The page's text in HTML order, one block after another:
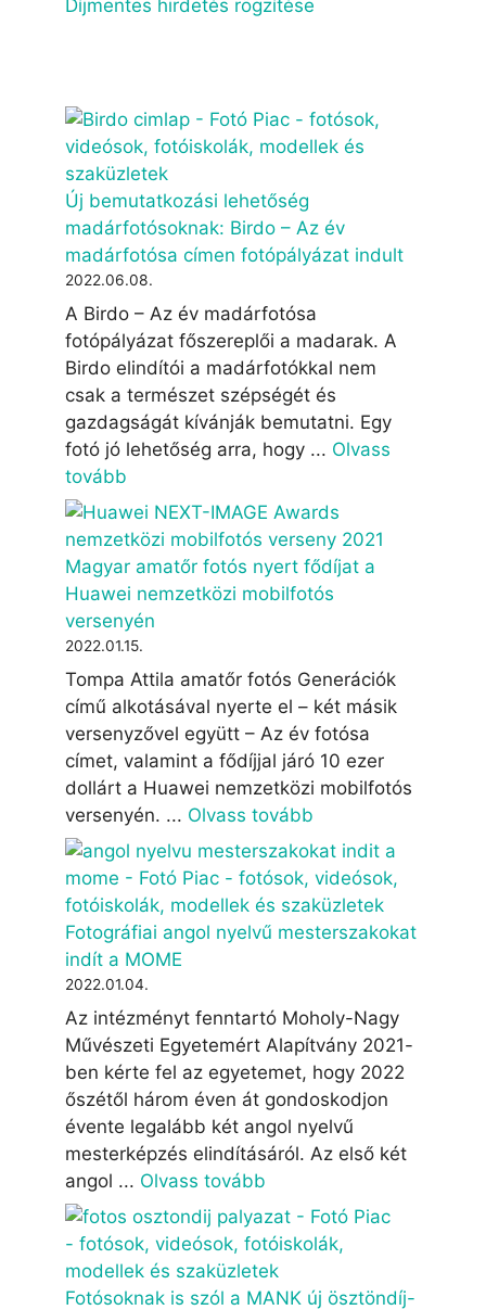
Díjmentes hirdetés rögzítése
Új bemutatkozási lehetőség
madárfotósoknak: Birdo – Az év
madárfotósa címen fotópályázat indult
2022.06.08.
A Birdo – Az év madárfotósa
fotópályázat főszereplői a madarak. A
Birdo elindítói a madárfotókkal nem
csak a természet szépségét és
gazdagságát kívánják bemutatni. Egy
fotó jó lehetőség arra, hogy ... Olvass
tovább
Magyar amatőr fotós nyert fődíjat a
Huawei nemzetközi mobilfotós
versenyén
2022.01.15.
Tompa Attila amatőr fotós Generációk
című alkotásával nyerte el – két másik
versenyzővel együtt – Az év fotósa
címet, valamint a fődíjjal járó 10 ezer
dollárt a Huawei nemzetközi mobilfotós
versenyén. ... Olvass tovább
Fotográfiai angol nyelvű mesterszakokat
indít a MOME
2022.01.04.
Az intézményt fenntartó Moholy-Nagy
Művészeti Egyetemért Alapítvány 2021-
ben kérte fel az egyetemet, hogy 2022
őszétől három éven át gondoskodjon
évente legalább két angol nyelvű
mesterképzés elindításáról. Az első két
angol ... Olvass tovább
Fotósoknak is szól a MANK új ösztöndíj-